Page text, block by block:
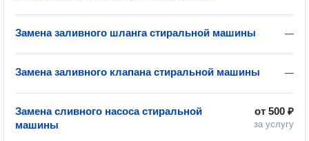
—
Замена заливного шланга стиральной машины
—
Замена заливного клапана стиральной машины
от 500 ₽
за услугу
Замена сливного насоса стиральной
машины